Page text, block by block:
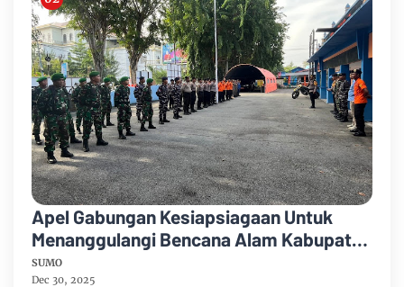
Apel Gabungan Kesiapsiagaan Untuk
Menanggulangi Bencana Alam Kabupaten
Bengkalis
SUMO
Dec 30, 2025